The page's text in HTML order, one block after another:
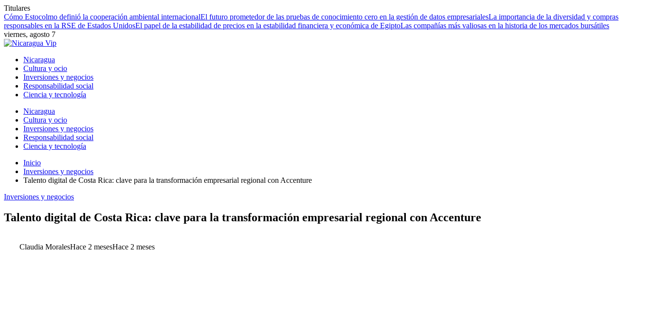
Titulares
Cómo Estocolmo definió la cooperación ambiental internacionalEl futuro prometedor de las pruebas de conocimiento cero en la gestión de datos empresarialesLa importancia de la diversidad y compras
responsables en la RSE de Estados UnidosEl papel de la estabilidad de precios en la estabilidad financiera y económica de EgiptoLas compañías más valiosas en la historia de los mercados bursátiles
viernes, agosto 7
Nicaragua
Cultura y ocio
Inversiones y negocios
Responsabilidad social
Ciencia y tecnología
Nicaragua
Cultura y ocio
Inversiones y negocios
Responsabilidad social
Ciencia y tecnología
Inicio
Inversiones y negocios
Talento digital de Costa Rica: clave para la transformación empresarial regional con Accenture
Inversiones y negocios
Talento digital de Costa Rica: clave para la transformación empresarial regional con Accenture
Claudia MoralesHace 2 mesesHace 2 meses